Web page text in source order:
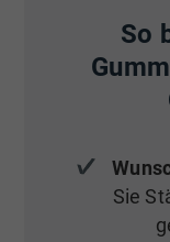
So
Sie